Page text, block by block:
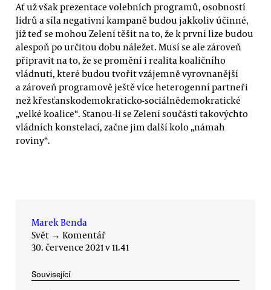
Ať už však prezentace volebních programů, osobností
lídrů a síla negativní kampaně budou jakkoliv účinné,
již teď se mohou Zelení těšit na to, že k první lize budou
alespoň po určitou dobu náležet. Musí se ale zároveň
připravit na to, že se promění i realita koaličního
vládnutí, které budou tvořit vzájemně vyrovnanější
a zároveň programově ještě více heterogenní partneři
než křesťanskodemokraticko-sociálnědemokratické
„velké koalice“. Stanou-li se Zelení součástí takovýchto
vládních konstelací, začne jim další kolo „námah
roviny“.
Marek Benda
Svět → Komentář
30. července 2021 v 11.41
Související